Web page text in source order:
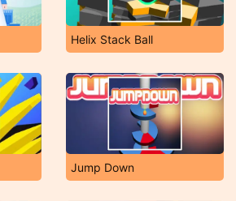
Helix Stack Ball
Jump Down